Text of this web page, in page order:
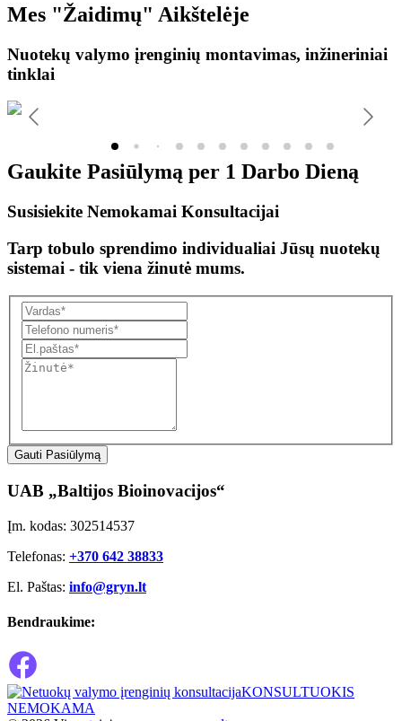
Mes "Žaidimų" Aikštelėje
Nuotekų valymo įrenginių montavimas, inžineriniai
tinklai
Gaukite Pasiūlymą per 1 Darbo Dieną
Susisiekite Nemokamai Konsultacijai
Tarp tobulo sprendimo individualiai Jūsų nuotekų
sistemai - tik viena žinutė mums.
Gauti Pasiūlymą
UAB „Baltijos Bioinovacijos“
Įm. kodas: 302514537
Telefonas: +370 642 38833
El. Paštas: info@gryn.lt
Bendraukime:
KONSULTUOKIS
NEMOKAMA